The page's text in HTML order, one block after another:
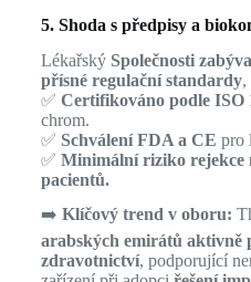
5. Shoda s předpisy a
Lékařský Společnosti
přísné regulační standardy,
✅ Certifikováno podle ISO
chrom.
✅ Schválení FDA a CE pro
✅ Minimální riziko rejekce
pacientů.
➡️ Klíčový trend v oboru:
arabských emirátů aktivně
zdravotnictví, podporující